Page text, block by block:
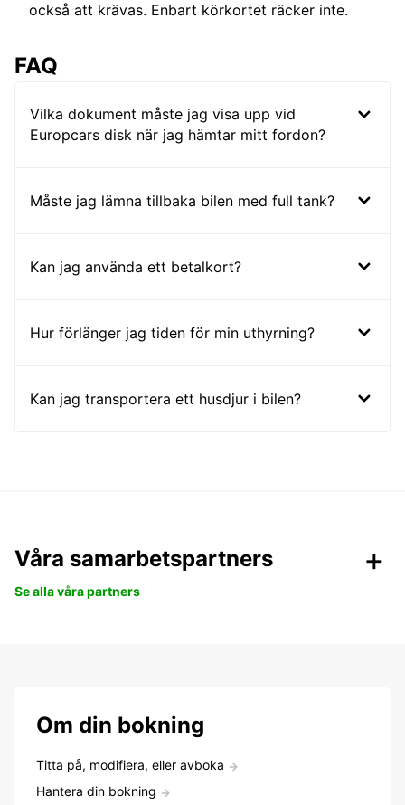
också att krävas. Enbart körkortet räcker inte.
FAQ
Vilka dokument måste jag visa upp vid
Europcars disk när jag hämtar mitt fordon?
Måste jag lämna tillbaka bilen med full tank?
Kan jag använda ett betalkort?
Hur förlänger jag tiden för min uthyrning?
Kan jag transportera ett husdjur i bilen?
Våra samarbetspartners
Se alla våra partners
Om din bokning
Titta på, modifiera, eller avboka
Hantera din bokning